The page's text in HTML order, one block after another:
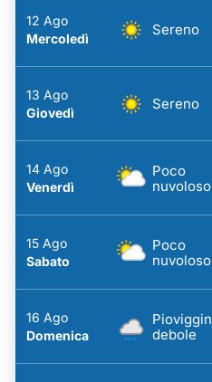
12 Ago
Mercoledì
Sereno
13 Ago
Giovedì
Sereno
14 Ago
Venerdì
Poco
nuvoloso
15 Ago
Sabato
Poco
nuvoloso
16 Ago
Domenica
debole